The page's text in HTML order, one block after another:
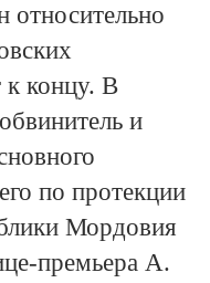
относительно
к концу. В
и
по протекции
Мордовия
премьера А.